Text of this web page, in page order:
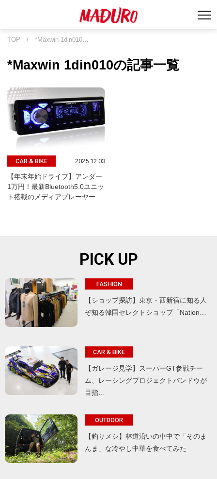
TOP / *Maxwin 1din010…
*Maxwin 1din010の記事一覧
CAR & BIKE 2025.12.03
【年末年始ドライブ】アンダー
1万円！最新Bluetooth5.0ユニッ
ト搭載のメディアプレーヤー
PICK UP
FASHION
【ショップ探訪】東京・西新宿に知る人
ぞ知る韓国セレクトショップ「Nation…
CAR & BIKE
【ガレージ見学】スーパーGT参戦チー
ム、レーシングプロジェクトバンドウが
目指…
OUTDOOR
【釣りメシ】林道沿いの車中で「そのま
んま」な冷やし中華を食べてみた